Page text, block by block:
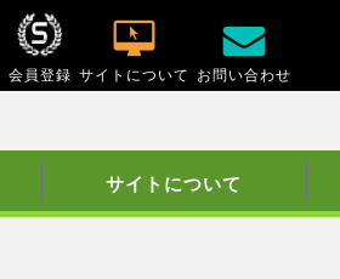
会員登録 サイトについて お問い合わせ
サイトについて